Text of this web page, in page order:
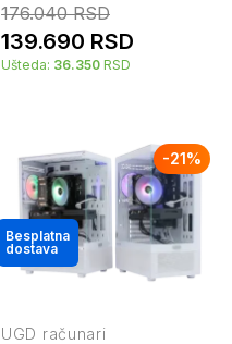
176.040RSD
139.690 RSD
Ušteda: 36.350 RSD
-21%
Besplatna
dostava
UGD računari